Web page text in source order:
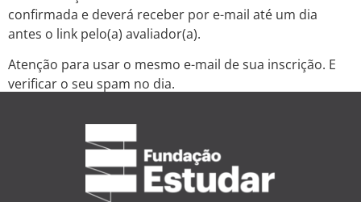
confirmada e deverá receber por e-mail até um dia
antes o link pelo(a) avaliador(a).
Atenção para usar o mesmo e-mail de sua inscrição. E
verificar o seu spam no dia.